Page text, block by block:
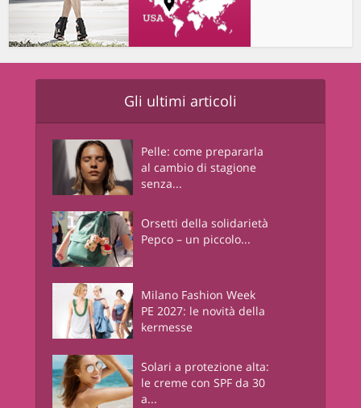
Gli ultimi articoli
Pelle: come prepararla
al cambio di stagione
senza...
Orsetti della solidarietà
Pepco – un piccolo...
Milano Fashion Week
PE 2027: le novità della
kermesse
Solari a protezione alta:
le creme con SPF da 30
a...